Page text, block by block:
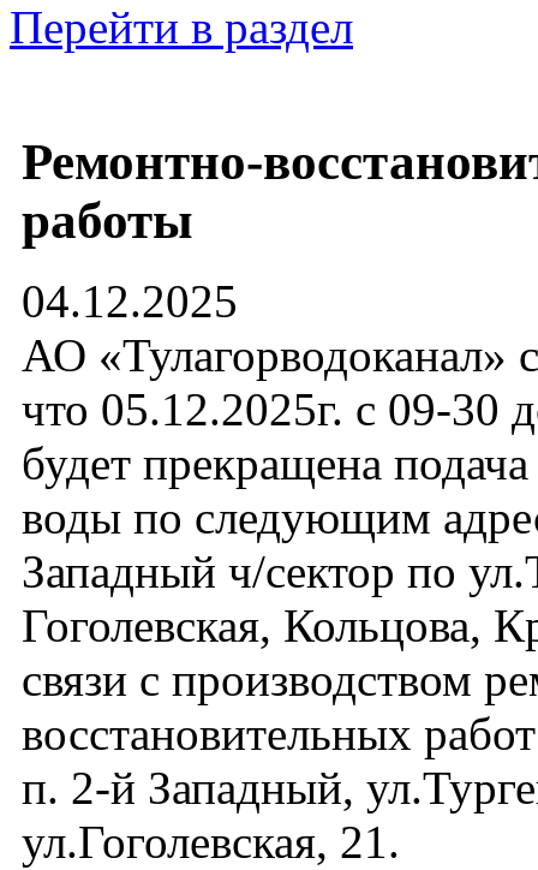
Перейти в раздел
Ремонтно-
работы
04.12.2025
АО «Тулагорводоканал»
что 05.12.2025г. с 09-30
будет прекращена
воды по следующим
Западный ч/сектор по
Гоголевская, Кольцова,
связи с производством
восстановительных
п. 2-й Западный,
ул.Гоголевская, 21.